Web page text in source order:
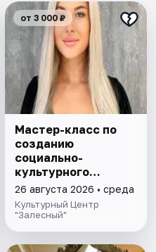
от 3 000 ₽
Мастер-класс по
созданию
социально-
культурного
проекта
26 августа 2026 • среда
Культурный Центр
"Залесный"